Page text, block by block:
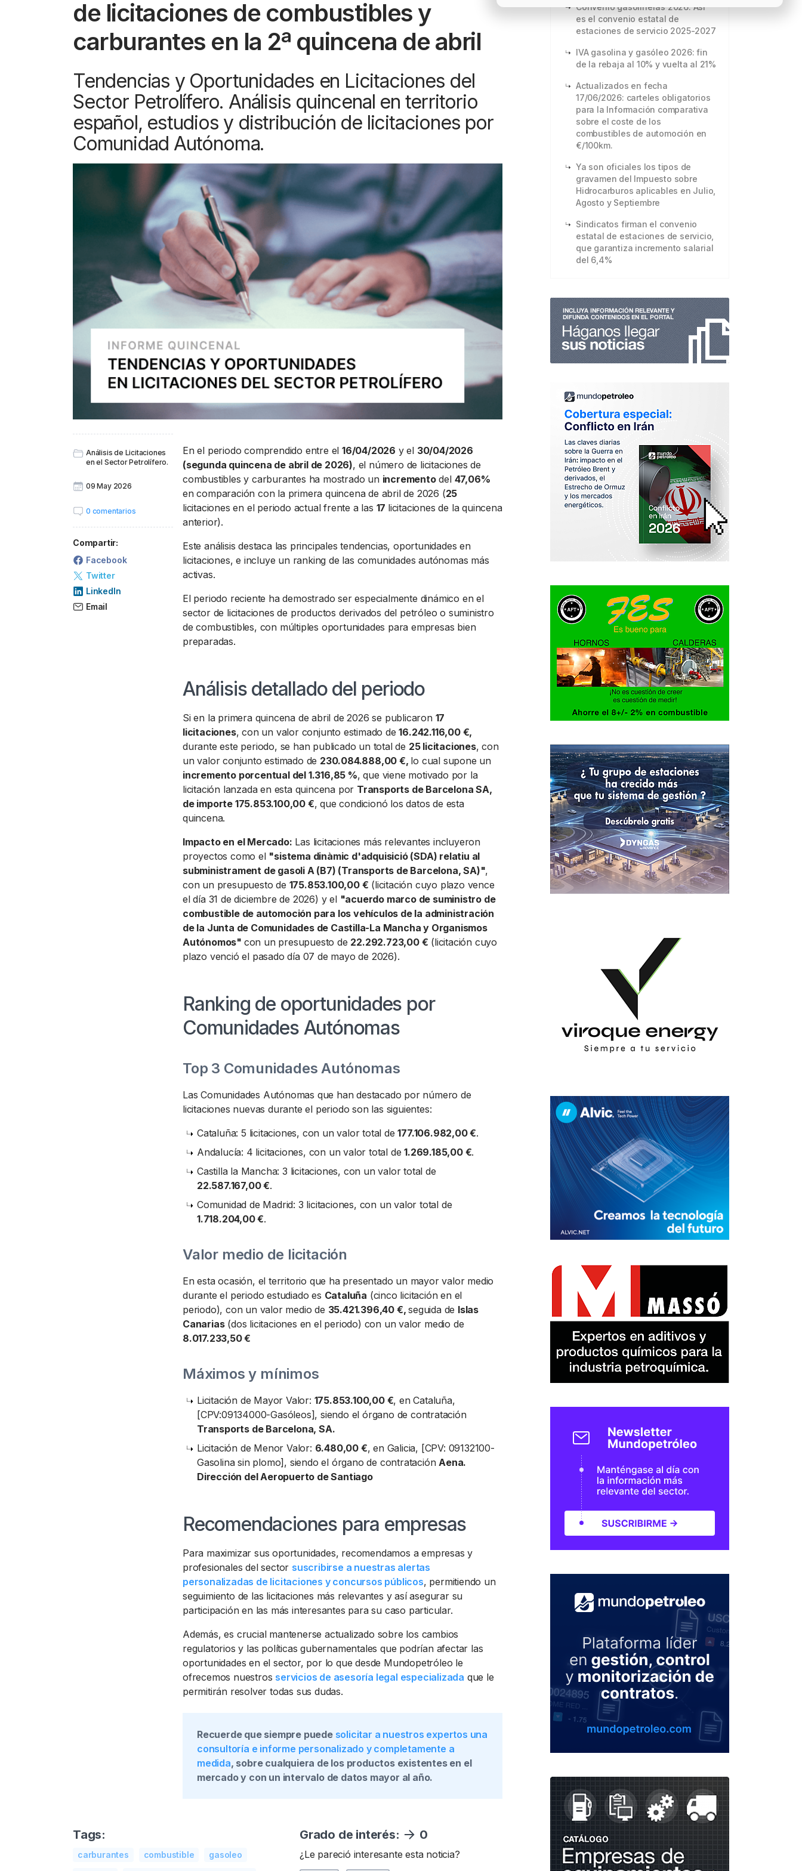
de licitaciones de combustibles y
carburantes en la 2ª quincena de abril
Tendencias y Oportunidades en Licitaciones del
Sector Petrolífero. Análisis quincenal en territorio
español, estudios y distribución de licitaciones por
Comunidad Autónoma.
Análisis de Licitaciones
en el Sector Petrolífero.
09 May 2026
0 comentarios
Compartir:
Facebook
Twitter
LinkedIn
Email
En el periodo comprendido entre el 16/04/2026 y el 30/04/2026
(segunda quincena de abril de 2026), el número de licitaciones de
combustibles y carburantes ha mostrado un incrementodel 47,06%
en comparación con la primera quincena de abril de 2026 (25
licitaciones en el periodo actual frente a las 17 licitaciones de la quincena
anterior).
Este análisis destaca las principales tendencias, oportunidades en
licitaciones, e incluye un ranking de las comunidades autónomas más
activas.
El periodo reciente ha demostrado ser especialmente dinámico en el
sector de licitaciones de productos derivados del petróleo o suministro
de combustibles, con múltiples oportunidades para empresas bien
preparadas.
Análisis detallado del periodo
Si en la primera quincena de abril de 2026 se publicaron 17
licitaciones, con un valor conjunto estimado de16.242.116,00 €,
durante este periodo, se han publicado un total de 25 licitaciones, con
un valor conjunto estimado de 230.084.888,00 €, lo cual supone un
incremento porcentual del 1.316,85 %, que viene motivado por la
licitación lanzada en esta quincena por Transports de Barcelona SA,
de importe 175.853.100,00 €, que condicionó los datos de esta
quincena.
Impacto en el Mercado: Las licitaciones más relevantes incluyeron
proyectos como el "sistema dinàmic d'adquisició (SDA) relatiu al
subministrament de gasoli A (B7) (Transports de Barcelona, SA)",
con un presupuesto de 175.853.100,00 € (licitación cuyo plazo vence
el día 31 de diciembre de 2026) y el "acuerdo marco de suministro de
combustible de automoción para los vehículos de la administración
de la Junta de Comunidades de Castilla-La Mancha y Organismos
Autónomos" con un presupuesto de 22.292.723,00 € (licitación cuyo
plazo venció el pasado día 07 de mayo de 2026).
Ranking de oportunidades por
Comunidades Autónomas
Top 3 Comunidades Autónomas
Las Comunidades Autónomas que han destacado por número de
licitaciones nuevas durante el periodo son las siguientes:
Cataluña: 5 licitaciones, con un valor total de177.106.982,00 €.
Andalucía: 4 licitaciones, con un valor total de1.269.185,00 €.
Castilla la Mancha: 3 licitaciones, con un valor total de
22.587.167,00 €.
Comunidad de Madrid: 3 licitaciones, con un valor total de
1.718.204,00 €.
Valor medio de licitación
En esta ocasión, el territorio que ha presentado un mayor valor medio
durante el periodo estudiado es Cataluña (cinco licitación en el
periodo), con un valor medio de 35.421.396,40 €,seguida de Islas
Canarias(dos licitaciones en el periodo) con un valor medio de
8.017.233,50 €
Máximos y mínimos
Licitación de Mayor Valor: 175.853.100,00 €, en Cataluña,
[CPV:09134000-Gasóleos], siendo el órgano de contratación
Transports de Barcelona, SA.
Licitación de Menor Valor: 6.480,00 €, en Galicia, [CPV: 09132100-
Gasolina sin plomo], siendo el órgano de contrataciónAena.
Dirección del Aeropuerto de Santiago
Recomendaciones para empresas
Para maximizar sus oportunidades, recomendamos a empresas y
profesionales del sector suscribirse a nuestras alertas
personalizadas de licitaciones y concursos públicos, permitiendo un
seguimiento de las licitaciones más relevantes y así asegurar su
participación en las más interesantes para su caso particular.
Además, es crucial mantenerse actualizado sobre los cambios
regulatorios y las políticas gubernamentales que podrían afectar las
oportunidades en el sector, por lo que desde Mundopetróleo le
ofrecemos nuestros servicios de asesoría legal especializada que le
permitirán resolver todas sus dudas.
Recuerde que siempre puede solicitar a nuestros expertos una
consultoría e informe personalizado y completamente a
medida, sobre cualquiera de los productos existentes en el
mercado y con un intervalo de datos mayor al año.
Tags:
carburantes combustible
gasoleo
Grado de interés: 0
¿Le pareció interesante esta noticia?
Convenio gasolineras 2026: Así
es el convenio estatal de
estaciones de servicio 2025-2027
IVA gasolina y gasóleo 2026: fin
de la rebaja al 10% y vuelta al 21%
Actualizados en fecha
17/06/2026: carteles obligatorios
para la Información comparativa
sobre el coste de los
combustibles de automoción en
€/100km.
Ya son oficiales los tipos de
gravamen del Impuesto sobre
Hidrocarburos aplicables en Julio,
Agosto y Septiembre
Sindicatos firman el convenio
estatal de estaciones de servicio,
que garantiza incremento salarial
del 6,4%
LÍDERES EQUIPAMIENTOS Y SERVICIOS DEL SECTOR
TABLÓN Y MARKETPLACE
GSO PROFESIONAL
LÍDERES EQUIPAMIENTOS Y SERVICIOS SECTOR